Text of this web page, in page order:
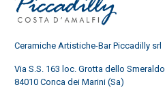
Ceramiche Artistiche-Bar Piccadilly srl
Via S.S. 163 loc. Grotta dello Smeraldo
84010 Conca dei Marini (Sa)